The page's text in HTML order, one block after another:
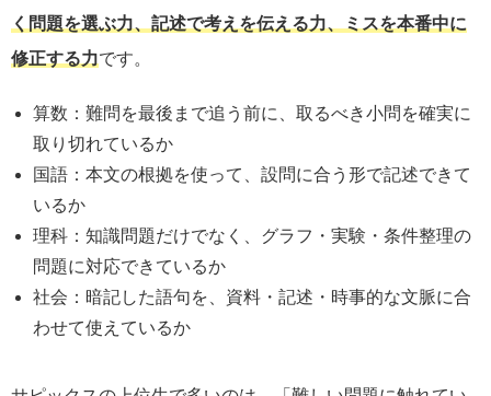
く問題を選ぶ力、記述で考えを伝える力、ミスを本番中に
修正する力です。
算数：難問を最後まで追う前に、取るべき小問を確実に
取り切れているか
国語：本文の根拠を使って、設問に合う形で記述できて
いるか
理科：知識問題だけでなく、グラフ・実験・条件整理の
問題に対応できているか
社会：暗記した語句を、資料・記述・時事的な文脈に合
わせて使えているか